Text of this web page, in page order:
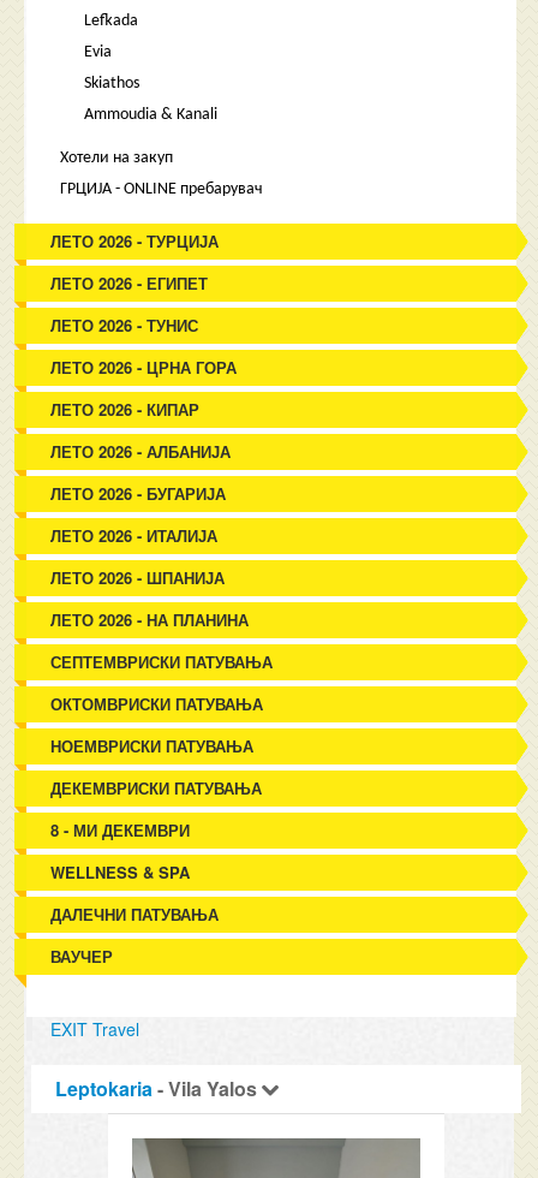
Lefkada
Evia
Skiathos
Ammoudia & Kanali
Хотели на закуп
ГРЦИЈА - ONLINE пребарувач
ЛЕТО 2026 - ТУРЦИЈА
ЛЕТО 2026 - ЕГИПЕТ
ЛЕТО 2026 - ТУНИС
ЛЕТО 2026 - ЦРНА ГОРА
ЛЕТО 2026 - КИПАР
ЛЕТО 2026 - АЛБАНИЈА
ЛЕТО 2026 - БУГАРИЈА
ЛЕТО 2026 - ИТАЛИЈА
ЛЕТО 2026 - ШПАНИЈА
ЛЕТО 2026 - НА ПЛАНИНА
СЕПТЕМВРИСКИ ПАТУВАЊА
ОКТОМВРИСКИ ПАТУВАЊА
НОЕМВРИСКИ ПАТУВАЊА
ДЕКЕМВРИСКИ ПАТУВАЊА
8 - МИ ДЕКЕМВРИ
WELLNESS & SPA
ДАЛЕЧНИ ПАТУВАЊА
ВАУЧЕР
EXIT Travel
Leptokaria- Vila Yalos